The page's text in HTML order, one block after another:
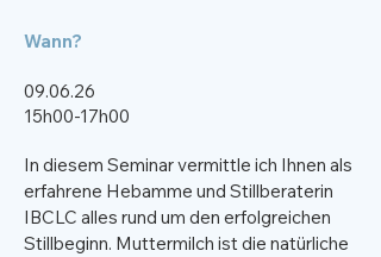
Wann?​
​09.06.26
15h00-17h00
In diesem Seminar vermittle ich Ihnen als
erfahrene Hebamme und Stillberaterin
IBCLC alles rund um den erfolgreichen
Stillbeginn. Muttermilch ist die natürliche